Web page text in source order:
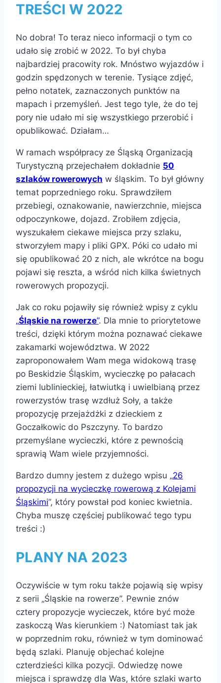
TREŚCI W 2022
No dobra! To teraz nieco informacji o tym co
udało się zrobić w 2022. To był chyba
najbardziej pracowity rok. Mnóstwo wyjazdów i
godzin spędzonych w terenie. Tysiące zdjęć,
pełno notatek, zaznaczonych punktów na
mapach i przemyśleń. Jest tego tyle, że do tej
pory nie udało mi się wszystkiego przerobić i
opublikować. Działam…
W ramach współpracy ze Śląską Organizacją
Turystyczną przejechałem dokładnie 50
szlaków rowerowych w śląskim. To był główny
temat poprzedniego roku. Sprawdziłem
przebiegi, oznakowanie, nawierzchnie, miejsca
odpoczynkowe, dojazd. Zrobiłem zdjęcia,
wyszukałem ciekawe miejsca przy szlaku,
stworzyłem mapy i pliki GPX. Póki co udało mi
się opublikować 20 z nich, ale wkrótce na bogu
pojawi się reszta, a wśród nich kilka świetnych
rowerowych propozycji.
Jak co roku pojawiły się również wpisy z cyklu
„Śląskie na rowerze”. Dla mnie to priorytetowe
treści, dzięki którym można poznawać ciekawe
zakamarki województwa. W 2022
zaproponowałem Wam mega widokową trasę
po Beskidzie Śląskim, wycieczkę po pałacach
ziemi lublinieckiej, łatwiutką i uwielbianą przez
rowerzystów trasę wzdłuż Soły, a także
propozycję przejażdżki z dzieckiem z
Goczałkowic do Pszczyny. To bardzo
przemyślane wycieczki, które z pewnością
sprawią Wam wiele przyjemności.
Bardzo dumny jestem z dużego wpisu „26
propozycji na wycieczkę rowerową z Kolejami
Śląskimi”, który powstał pod koniec kwietnia.
Chyba muszę częściej publikować tego typu
treści :)
PLANY NA 2023
Oczywiście w tym roku także pojawią się wpisy
z serii „Śląskie na rowerze”. Pewnie znów
cztery propozycje wycieczek, które być może
zaskoczą Was kierunkiem :) Natomiast tak jak
w poprzednim roku, również w tym dominować
będą szlaki. Planuję objechać kolejne
czterdzieści kilka pozycji. Odwiedzę nowe
miejsca i sprawdzę dla Was, które szlaki warto